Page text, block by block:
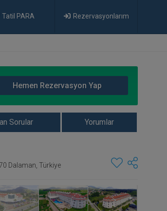
Rezervasyonlarım
Tatil PARA
Hemen Rezervasyon Yap
Sorular Yorumlar
Dalaman, Türkiye